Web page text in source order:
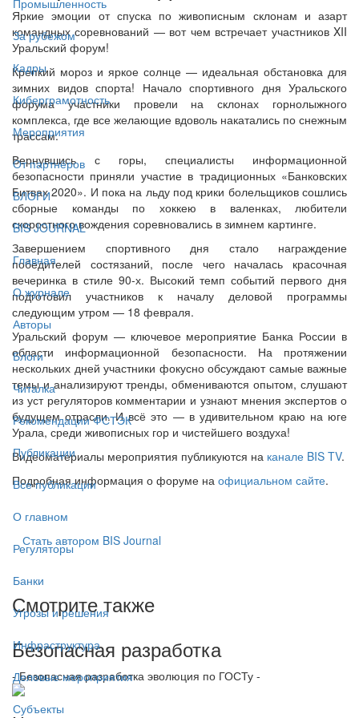
Промышленность
За рубежом
Кадры
Киберграмотность
Мероприятия
От партнёров
БЛОГИ
BIS JOURNAL
Главная
О журнале
Авторы
Блоги
Читалка
Рекомендации ФСТЭК
Публикации
Все публикации
О главном
Регуляторы
Банки
Угрозы и решения
Инфраструктура
Деловые мероприятия
Субъекты
Яркие эмоции от спуска по живописным склонам и азарт
командных соревнований — вот чем встречает участников XII
Уральский форум!
Крепкий мороз и яркое солнце — идеальная обстановка для
зимних видов спорта! Начало спортивного дня Уральского
форума участники провели на склонах горнолыжного
комплекса, где все желающие вдоволь накатались по снежным
трассам.
Вернувшись с горы, специалисты информационной
безопасности приняли участие в традиционных «Банковских
Битвах 2020». И пока на льду под крики болельщиков сошлись
сборные команды по хоккею в валенках, любители
скоростного вождения соревновались в зимнем картинге.
Завершением спортивного дня стало награждение
победителей состязаний, после чего началась красочная
вечеринка в стиле 90-х. Высокий темп событий первого дня
подготовил участников к началу деловой программы
следующим утром — 18 февраля.
Уральский форум — ключевое мероприятие Банка России в
области информационной безопасности. На протяжении
нескольких дней участники фокусно обсуждают самые важные
темы и анализируют тренды, обмениваются опытом, слушают
из уст регуляторов комментарии и узнают мнения экспертов о
будущем отрасли. И всё это — в удивительном краю на юге
Урала, среди живописных гор и чистейшего воздуха!
Видеоматериалы мероприятия публикуются на канале BIS TV.
Подробная информация о форуме на официальном сайте.
Стать автором BIS Journal
Смотрите также
Безопасная разработка
- Безопасная разработка эволюция по ГОСТу -